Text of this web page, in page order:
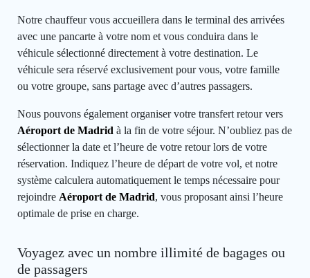
Notre chauffeur vous accueillera dans le terminal des arrivées
avec une pancarte à votre nom et vous conduira dans le
véhicule sélectionné directement à votre destination. Le
véhicule sera réservé exclusivement pour vous, votre famille
ou votre groupe, sans partage avec d’autres passagers.
Nous pouvons également organiser votre transfert retour vers
Aéroport de Madrid à la fin de votre séjour. N’oubliez pas de
sélectionner la date et l’heure de votre retour lors de votre
réservation. Indiquez l’heure de départ de votre vol, et notre
système calculera automatiquement le temps nécessaire pour
rejoindre Aéroport de Madrid, vous proposant ainsi l’heure
optimale de prise en charge.
Voyagez avec un nombre illimité de bagages ou
de passagers